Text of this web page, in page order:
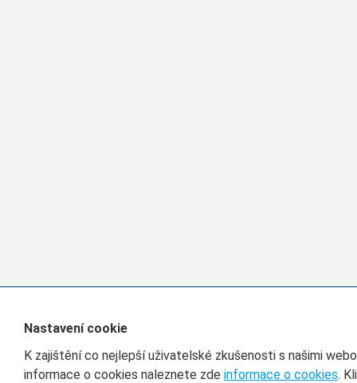
Nastavení cookie
K zajištění co nejlepší uživatelské zkušenosti s našimi
informace o cookies naleznete zde informace o cookies.